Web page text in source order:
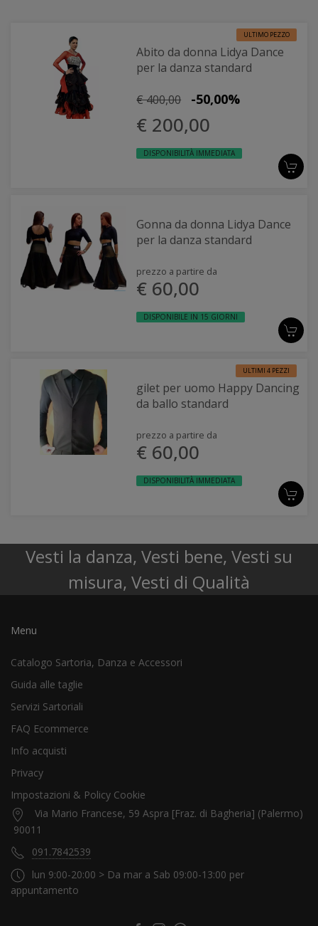
ULTIMO PEZZO
Abito da donna Lidya Dance
per la danza standard
€ 400,00 -50,00%
€ 200,00
DISPONIBILITÀ IMMEDIATA
Gonna da donna Lidya Dance
per la danza standard
prezzo a partire da
€ 60,00
DISPONIBILE IN 15 GIORNI
ULTIMI 4 PEZZI
gilet per uomo Happy Dancing
da ballo standard
prezzo a partire da
€ 60,00
DISPONIBILITÀ IMMEDIATA
Vesti la danza, Vesti bene, Vesti su
misura, Vesti di Qualità
Menu
Catalogo Sartoria, Danza e Accessori
Guida alle taglie
Servizi Sartoriali
FAQ Ecommerce
Info acquisti
Privacy
Impostazioni & Policy Cookie
Via Mario Francese, 59 Aspra [Fraz. di Bagheria] (Palermo)
90011
091.7842539
lun 9:00-20:00 > Da mar a Sab 09:00-13:00 per
appuntamento